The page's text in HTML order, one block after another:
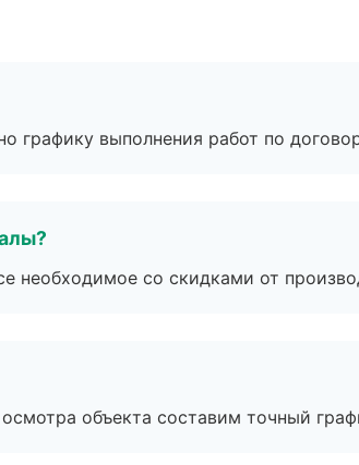
графику выполнения работ по
необходимое со скидками от
объекта составим точный